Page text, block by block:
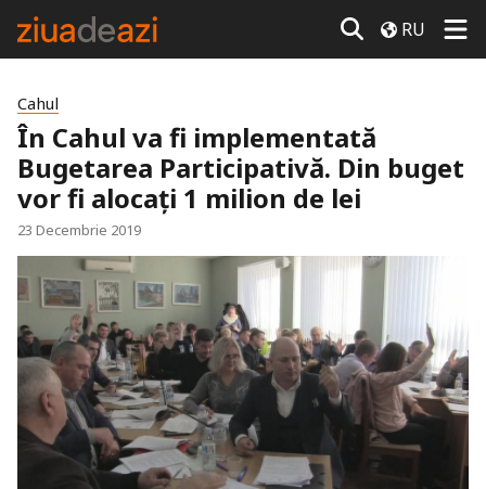
RU
Cahul
În Cahul va fi implementată
Bugetarea Participativă. Din buget
vor fi alocați 1 milion de lei
23 Decembrie 2019